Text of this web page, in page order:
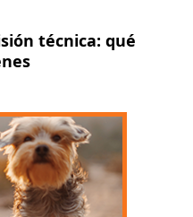
técnica: qué